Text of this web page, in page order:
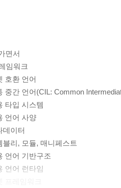
면서
임워크
호환 언어
중간 언어(CIL: Common
타입 시스템
언어 사양
데이터
블리, 모듈, 매니페스트
언어 기반구조
언어 런타임